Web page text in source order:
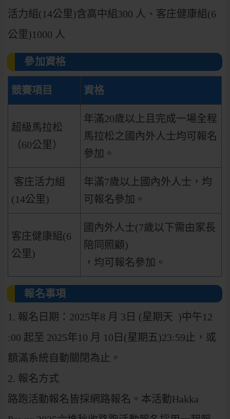
活力組(14公里)含高中組300 人、客庄健康組(6
公里)1000 人
參加資格
競賽項目 資格
超級馬拉松
（60公里）
年滿20歲以上且完成一場全程
馬拉松之國內外人士均可報名
參加。
客庄活力組
(14公里)
年滿7歲以上國內外人士，均
可報名參加。
客庄健康組(6
公里)
國內外人士(7歲以下需由家長
陪同照顧)
，均可報名參加。
報名事項
1. 報名日期：2025年8 月 3日 (星期天 )中午12
:00 起至 2025年10 月 10日(星期五)23:59止，或
額滿系統自動關閉為止。
2. 報名方式
路跑活動報名皆採網路報名。本活動Hakka